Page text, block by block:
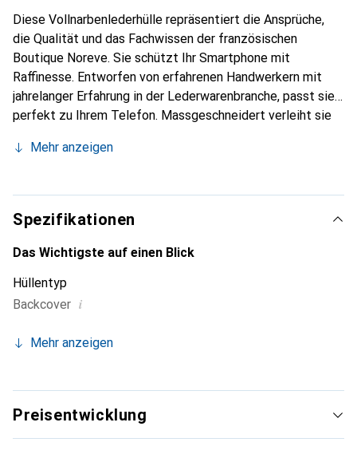
Diese Vollnarbenlederhülle repräsentiert die Ansprüche,
die Qualität und das Fachwissen der französischen
Boutique Noreve. Sie schützt Ihr Smartphone mit
Raffinesse. Entworfen von erfahrenen Handwerkern mit
jahrelanger Erfahrung in der Lederwarenbranche, passt sie
perfekt zu Ihrem Telefon. Massgeschneidert verleiht sie
zweite Haut. Sie wird zum stilvollen und unverzichtbaren
Produkte ist die Marke Noreve eine zuverlässige Wahl für
eine anspruchsvolle Kundschaft.
Mehr anzeigen
Spezifikationen
Das Wichtigste auf einen Blick
Hüllentyp
Backcover i
Mehr anzeigen
Preisentwicklung